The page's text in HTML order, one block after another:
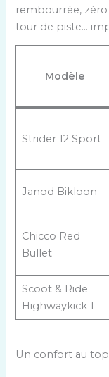
rembourrée,
tour de piste…
Modèle
Strider 12 Sport
Janod Bikloon
Chicco Red
Bullet
Scoot & Ride
Highwaykick 1
Un confort au